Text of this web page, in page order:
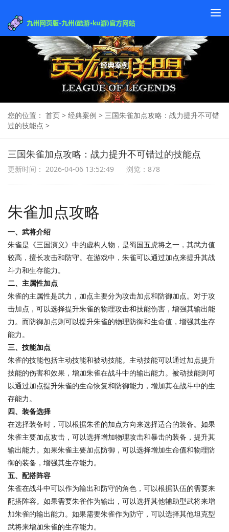
您的位置： 首页 > 经典案例 > 三国朱雀加点攻略：战力提升不可错
过的技能点 >
三国朱雀加点攻略：战力提升不可错过的技能点
更新时间： 2026-04-06 13:52:49 浏览：878
朱雀加点攻略
一、武将介绍
朱雀是《三国演义》中的虚构人物，是蜀国五虎将之一，其武力值
较高，擅长攻击和防守。在游戏中，朱雀可以通过加点来提升其战
斗力和生存能力。
二、主属性加点
朱雀的主属性是武力，加点主要分为攻击加点和防御加点。对于攻
击加点，可以选择提升朱雀的物理攻击和技能伤害，增强其输出能
力。而防御加点则可以提升朱雀的物理防御和生命值，增强其生存
能力。
三、技能加点
朱雀的技能包括主动技能和被动技能。主动技能可以通过加点提升
技能的伤害和效果，增加朱雀在战斗中的输出能力。被动技能则可
以通过加点提升朱雀的生命恢复和防御能力，增加其在战斗中的生
存能力。
四、装备选择
在选择装备时，可以根据朱雀的加点方向来选择适合的装备。如果
朱雀主要加点攻击，可以选择增加物理攻击和暴击的装备，提升其
输出能力。如果朱雀主要加点防御，可以选择增加生命值和物理防
御的装备，增强其生存能力。
五、配搭阵容
朱雀在战斗中可以作为输出和防守的角色，可以根据队伍的需要来
配搭阵容。如果需要朱雀作为输出，可以选择其他辅助型武将来增
加朱雀的输出能力。如果需要朱雀作为防守，可以选择其他坦克型
武将来增加朱雀的生存能力。